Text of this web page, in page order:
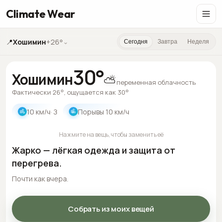
Climate Wear
📍Хошимин+26° ⌄ Сегодня Завтра Неделя
Хошимин30°⛅переменная облачность
Фактически 26°, ощущается как 30°
10 км/ч· З Порывы 10 км/ч
Жарко — лёгкая одежда и защита от
перегрева.
Почти как вчера.
Собрать из моих вещей
Нажмите на вещь, чтобы заменить её